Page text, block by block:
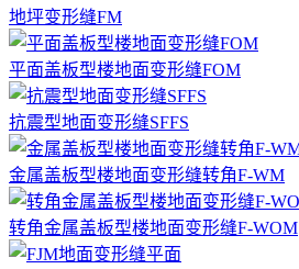
地坪变形缝FM
平面盖板型楼地面变形缝FOM
抗震型地面变形缝SFFS
金属盖板型楼地面变形缝转角F-WM
转角金属盖板型楼地面变形缝F-WOM